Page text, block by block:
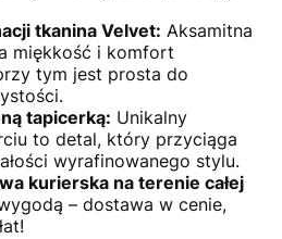
tkanina Velvet: Aksamitna
miękkość i komfort
tym jest prosta do
tapicerką: Unikalny
to detal, który przyciąga
wyrafinowanego stylu.
kurierska na terenie całej
– dostawa w cenie,